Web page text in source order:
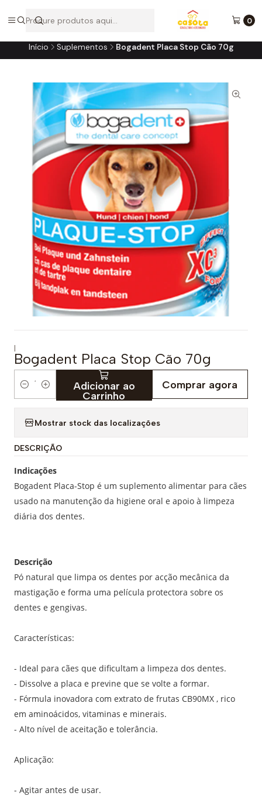
0
A loja online do consultório do seu melhor amigo!
Início Suplementos Bogadent Placa Stop Cão 70g
|
Bogadent Placa Stop Cão 70g
t
i
d
a
d
Adicionar ao
Carrinho
Comprar agora
Mostrar stock das localizações
DESCRIÇÃO
Indicações
Bogadent Placa-Stop é um suplemento alimentar para cães
usado na manutenção da higiene oral e apoio à limpeza
diária dos dentes.
Descrição
Pó natural que limpa os dentes por acção mecânica da
mastigação e forma uma película protectora sobre os
dentes e gengivas.
Características:
- Ideal para cães que dificultam a limpeza dos dentes.
- Dissolve a placa e previne que se volte a formar.
- Fórmula inovadora com extrato de frutas CB90MX , rico
em aminoácidos, vitaminas e minerais.
- Alto nível de aceitação e tolerância.
Aplicação:
- Agitar antes de usar.